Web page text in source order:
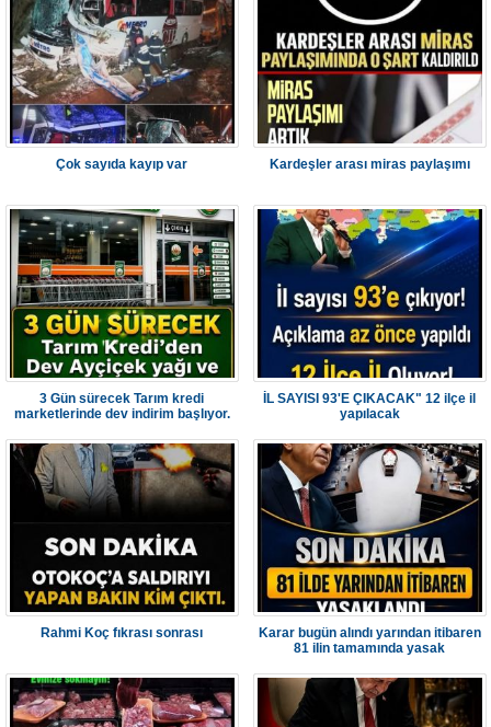
Çok sayıda kayıp var Kardeşler arası miras paylaşımı
3 Gün sürecek Tarım kredi
marketlerinde dev indirim başlıyor.
İL SAYISI 93'E ÇIKACAK" 12 ilçe il
yapılacak
Rahmi Koç fıkrası sonrası
Karar bugün alındı yarından itibaren
81 iIin tamamında yasak